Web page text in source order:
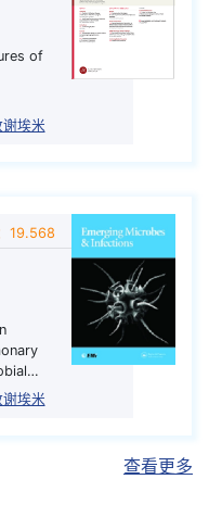
of
埃米
19.568
埃米
查看更多